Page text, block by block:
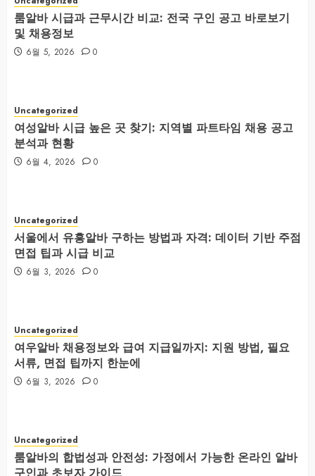
룸알바 시급과 근무시간 비교: 전국 구인 공고 바로보기
및 채용정보
6월 5, 2026 0
Uncategorized
여성알바 시급 높은 곳 찾기: 지역별 파트타임 채용 공고
분석과 현황
6월 4, 2026 0
Uncategorized
서울에서 유흥알바 구하는 방법과 자격: 데이터 기반 주점
면접 팁과 시급 비교
6월 3, 2026 0
Uncategorized
여우알바 채용정보와 급여 지급일까지: 지원 방법, 필요
서류, 면접 팁까지 한눈에
6월 3, 2026 0
Uncategorized
룸알바의 합법성과 안전성: 가정에서 가능한 온라인 알바